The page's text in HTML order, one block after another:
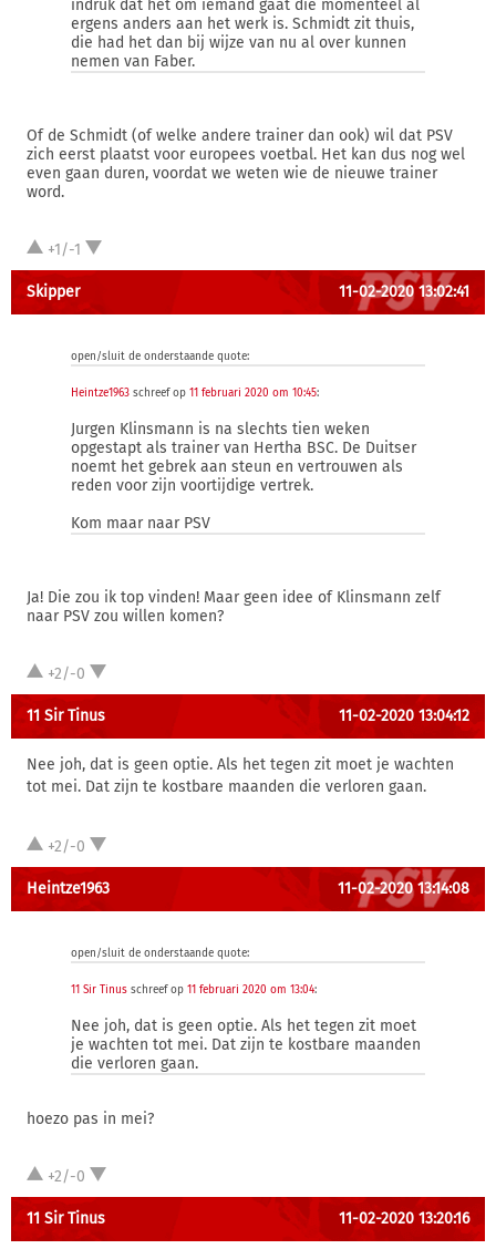
indruk dat het om iemand gaat die momenteel al
ergens anders aan het werk is. Schmidt zit thuis,
die had het dan bij wijze van nu al over kunnen
nemen van Faber.
Of de Schmidt (of welke andere trainer dan ook) wil dat PSV
zich eerst plaatst voor europees voetbal. Het kan dus nog wel
even gaan duren, voordat we weten wie de nieuwe trainer
word.
+1/-1
Skipper 11-02-2020 13:02:41
open/sluit de onderstaande quote:
Heintze1963 schreef op 11 februari 2020 om 10:45:
Jurgen Klinsmann is na slechts tien weken
opgestapt als trainer van Hertha BSC. De Duitser
noemt het gebrek aan steun en vertrouwen als
reden voor zijn voortijdige vertrek.
Kom maar naar PSV
Ja! Die zou ik top vinden! Maar geen idee of Klinsmann zelf
naar PSV zou willen komen?
+2/-0
11 Sir Tinus 11-02-2020 13:04:12
Nee joh, dat is geen optie. Als het tegen zit moet je wachten
tot mei. Dat zijn te kostbare maanden die verloren gaan.
+2/-0
Heintze1963 11-02-2020 13:14:08
open/sluit de onderstaande quote:
11 Sir Tinus schreef op 11 februari 2020 om 13:04:
Nee joh, dat is geen optie. Als het tegen zit moet
je wachten tot mei. Dat zijn te kostbare maanden
die verloren gaan.
hoezo pas in mei?
+2/-0
11 Sir Tinus 11-02-2020 13:20:16